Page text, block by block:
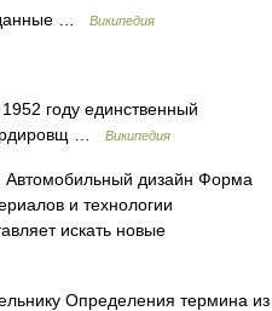
… Википедия
году единственный
…
Википедия
дизайн Форма
и технологии
искать новые
Определения термина из